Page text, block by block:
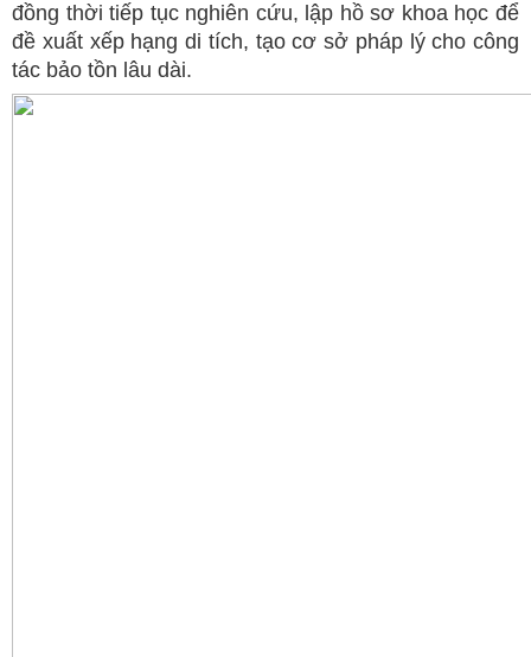
đồng thời tiếp tục nghiên cứu, lập hồ sơ khoa học để
đề xuất xếp hạng di tích, tạo cơ sở pháp lý cho công
tác bảo tồn lâu dài.